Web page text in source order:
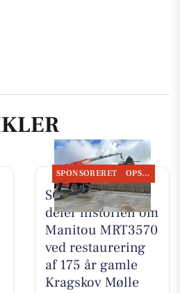
SPONSORERET OPSLAGSTAVLEN
SCANTRUCK A/S
deler historien om
Manitou MRT3570
ved restaurering
af 175 år gamle
Kragskov Mølle